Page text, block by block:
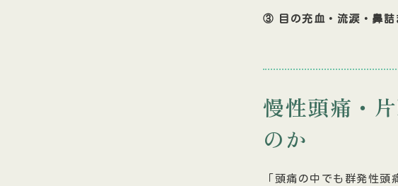
③ 目の充血・流涙・鼻詰
慢性頭痛・
のか
「頭痛の中でも群発性